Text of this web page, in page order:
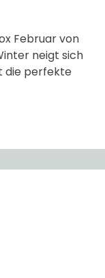
Februar von
neigt sich
die perfekte